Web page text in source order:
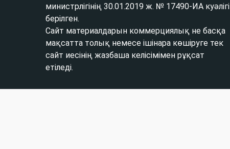
министрлігінің 30.01.2019 ж. № 17490-ИА куәлігі
берілген.
Сайт материалдарын коммерциялық не басқа
мақсатта толық немесе ішінара көшіруге тек
сайт иесінің жазбаша келісімімен рұқсат
етіледі.